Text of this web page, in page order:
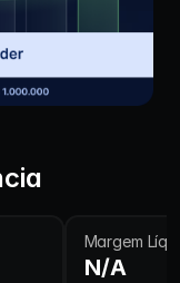
Margem
N/A